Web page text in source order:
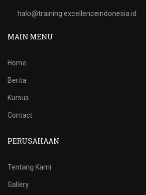
halo@training.excellenceindonesia.id
MAIN MENU
Home
Berita
Kursus
Contact
PERUSAHAAN
Tentang Kami
Gallery